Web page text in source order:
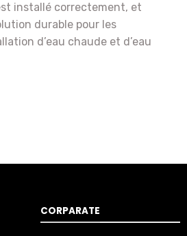
installé correctement, et
durable pour les
d’eau chaude et d’eau
CORPARATE